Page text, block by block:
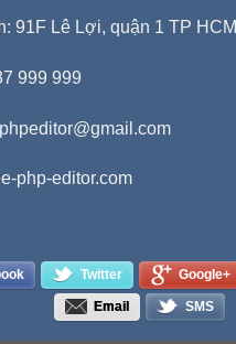
91F Lê Lợi, quận 1 TP HCM
999 999
php-editor.com
Twitter Google+
Email SMS